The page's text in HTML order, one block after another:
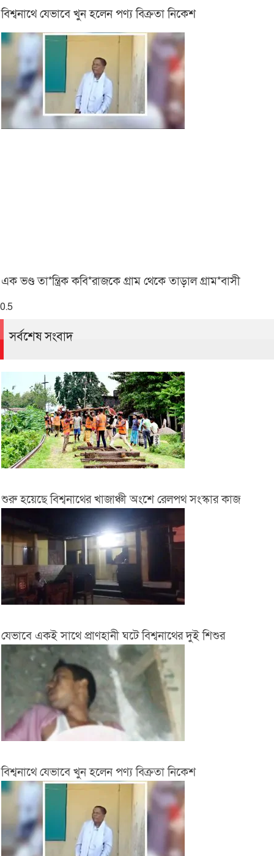
বিশ্বনাথে যেভাবে খুন হলেন পণ্য বিক্রতা নিকেশ
এক ভণ্ড তা*ন্ত্রিক কবি*রাজকে গ্রাম থেকে তাড়াল গ্রাম*বাসী
সর্বশেষ সংবাদ
শুরু হয়েছে বিশ্বনাথের খাজাঞ্চী অংশে রেলপথ সংস্কার কাজ
যেভাবে একই সাথে প্রাণহানী ঘটে বিশ্বনাথের দুই শিশুর
বিশ্বনাথে যেভাবে খুন হলেন পণ্য বিক্রতা নিকেশ